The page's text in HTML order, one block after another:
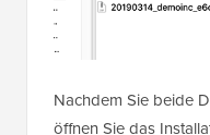
Nachdem Sie beide
öffnen Sie das